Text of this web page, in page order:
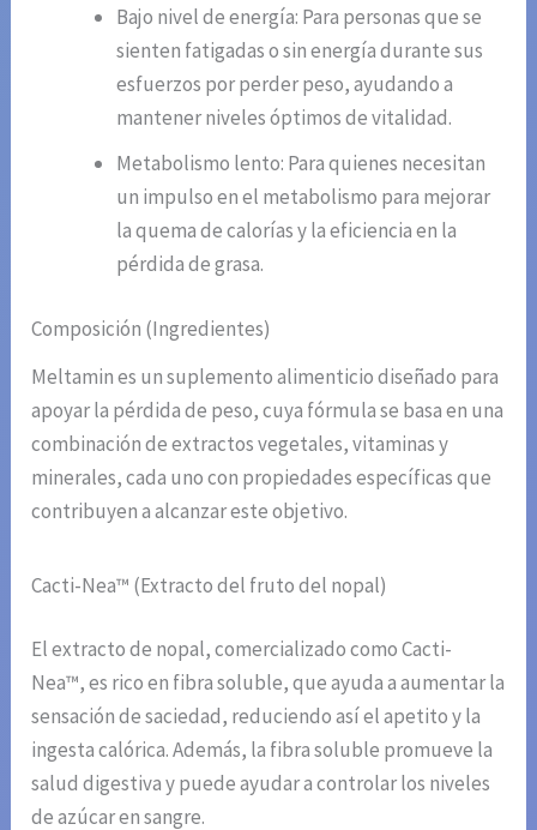
Bajo nivel de energía: Para personas que se
sienten fatigadas o sin energía durante sus
esfuerzos por perder peso, ayudando a
mantener niveles óptimos de vitalidad.
Metabolismo lento: Para quienes necesitan
un impulso en el metabolismo para mejorar
la quema de calorías y la eficiencia en la
pérdida de grasa.
Composición (Ingredientes)
Meltamin es un suplemento alimenticio diseñado para
apoyar la pérdida de peso, cuya fórmula se basa en una
combinación de extractos vegetales, vitaminas y
minerales, cada uno con propiedades específicas que
contribuyen a alcanzar este objetivo.
Cacti-Nea™ (Extracto del fruto del nopal)
El extracto de nopal, comercializado como Cacti-
Nea™, es rico en fibra soluble, que ayuda a aumentar la
sensación de saciedad, reduciendo así el apetito y la
ingesta calórica. Además, la fibra soluble promueve la
salud digestiva y puede ayudar a controlar los niveles
de azúcar en sangre.